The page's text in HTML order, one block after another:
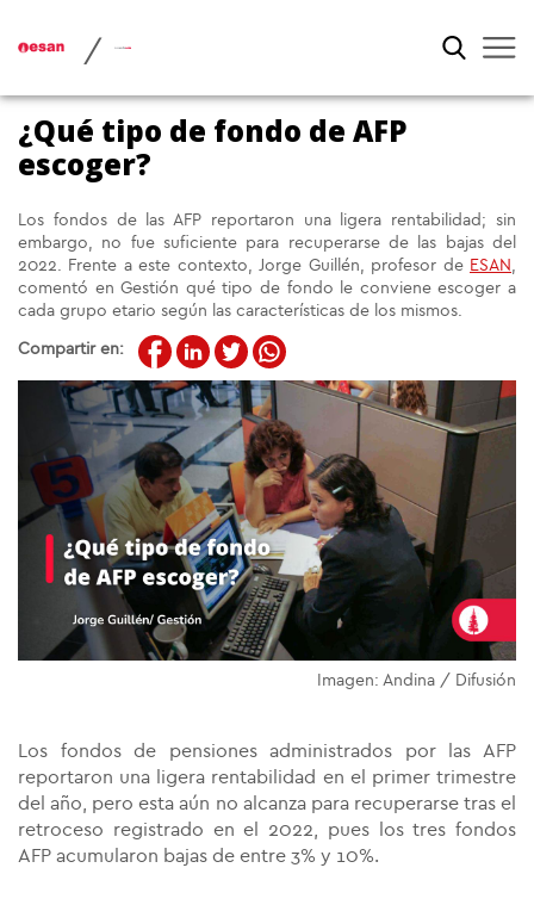
/
¿Qué tipo de fondo de AFP
escoger?
Los fondos de las AFP reportaron una ligera rentabilidad; sin
embargo, no fue suficiente para recuperarse de las bajas del
2022. Frente a este contexto, Jorge Guillén, profesor de ESAN ,
comentó en Gestión qué tipo de fondo le conviene escoger a
cada grupo etario según las características de los mismos.
Compartir en:
Imagen: Andina / Difusión
Los fondos de pensiones administrados por las AFP
reportaron una ligera rentabilidad en el primer trimestre
del año, pero esta aún no alcanza para recuperarse tras el
retroceso registrado en el 2022, pues los tres fondos
AFP acumularon bajas de entre 3% y 10%.